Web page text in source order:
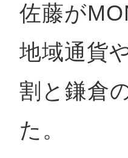
佐藤が
地域通貨
割と鎌倉
た。